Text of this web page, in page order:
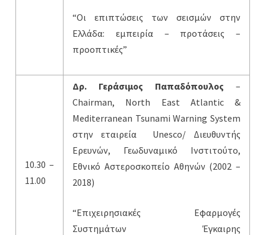
“Οι επιπτώσεις των σεισμών στην
Ελλάδα: εμπειρία – προτάσεις –
προοπτικές”
10.30 –
11.00
Δρ. Γεράσιμος Παπαδόπουλος –
Chairman, North East Atlantic &
Mediterranean Tsunami Warning System
στην εταιρεία Unesco/ Διευθυντής
Ερευνών, Γεωδυναμικό Ινστιτούτο,
Εθνικό Αστεροσκοπείο Αθηνών (2002 –
2018)
“Eπιχειρησιακές Εφαρμογές
Συστημάτων Έγκαιρης